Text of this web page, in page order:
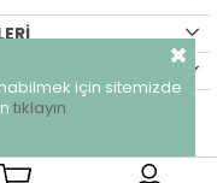
saklıdır.
için sitemizde
tıklayın